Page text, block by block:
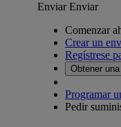
EnviarEnviar
Comenzar
Crear un
Regístrese
Obtener
Programar
Pedir